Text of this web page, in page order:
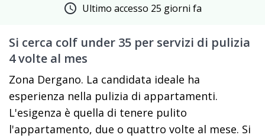
schedule Ultimo accesso 25 giorni fa
Si cerca colf under 35 per servizi di pulizia
4 volte al mes
Zona Dergano. La candidata ideale ha
esperienza nella pulizia di appartamenti.
L'esigenza è quella di tenere pulito
l'appartamento, due o quattro volte al mese. Si